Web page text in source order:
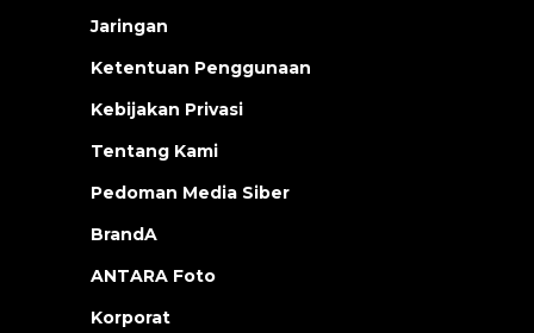
Jaringan
Ketentuan Penggunaan
Kebijakan Privasi
Tentang Kami
Pedoman Media Siber
BrandA
ANTARA Foto
Korporat